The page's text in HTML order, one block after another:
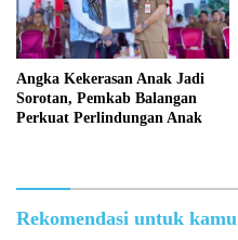
Angka Kekerasan Anak Jadi
Sorotan, Pemkab Balangan
Perkuat Perlindungan Anak
Rekomendasi untuk kamu